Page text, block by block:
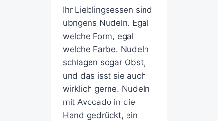
Ihr Lieblingsessen sind
übrigens Nudeln. Egal
welche Form, egal
welche Farbe. Nudeln
schlagen sogar Obst,
und das isst sie auch
wirklich gerne. Nudeln
mit Avocado in die
Hand gedrückt, ein